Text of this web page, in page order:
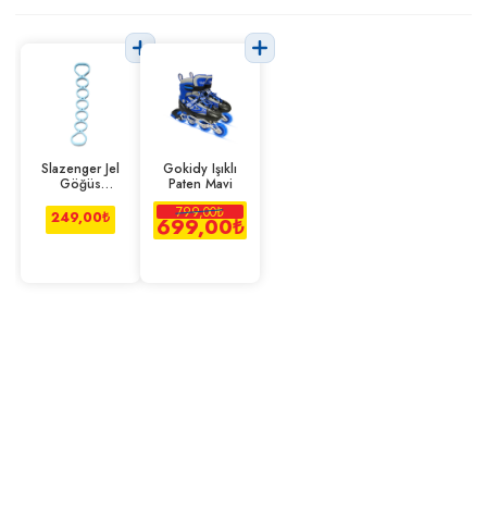
Slazenger Jel
Göğüs
Esneme Lastiği
249,00₺
Gokidy Işıklı
Paten Mavi
799,00₺
699,00₺